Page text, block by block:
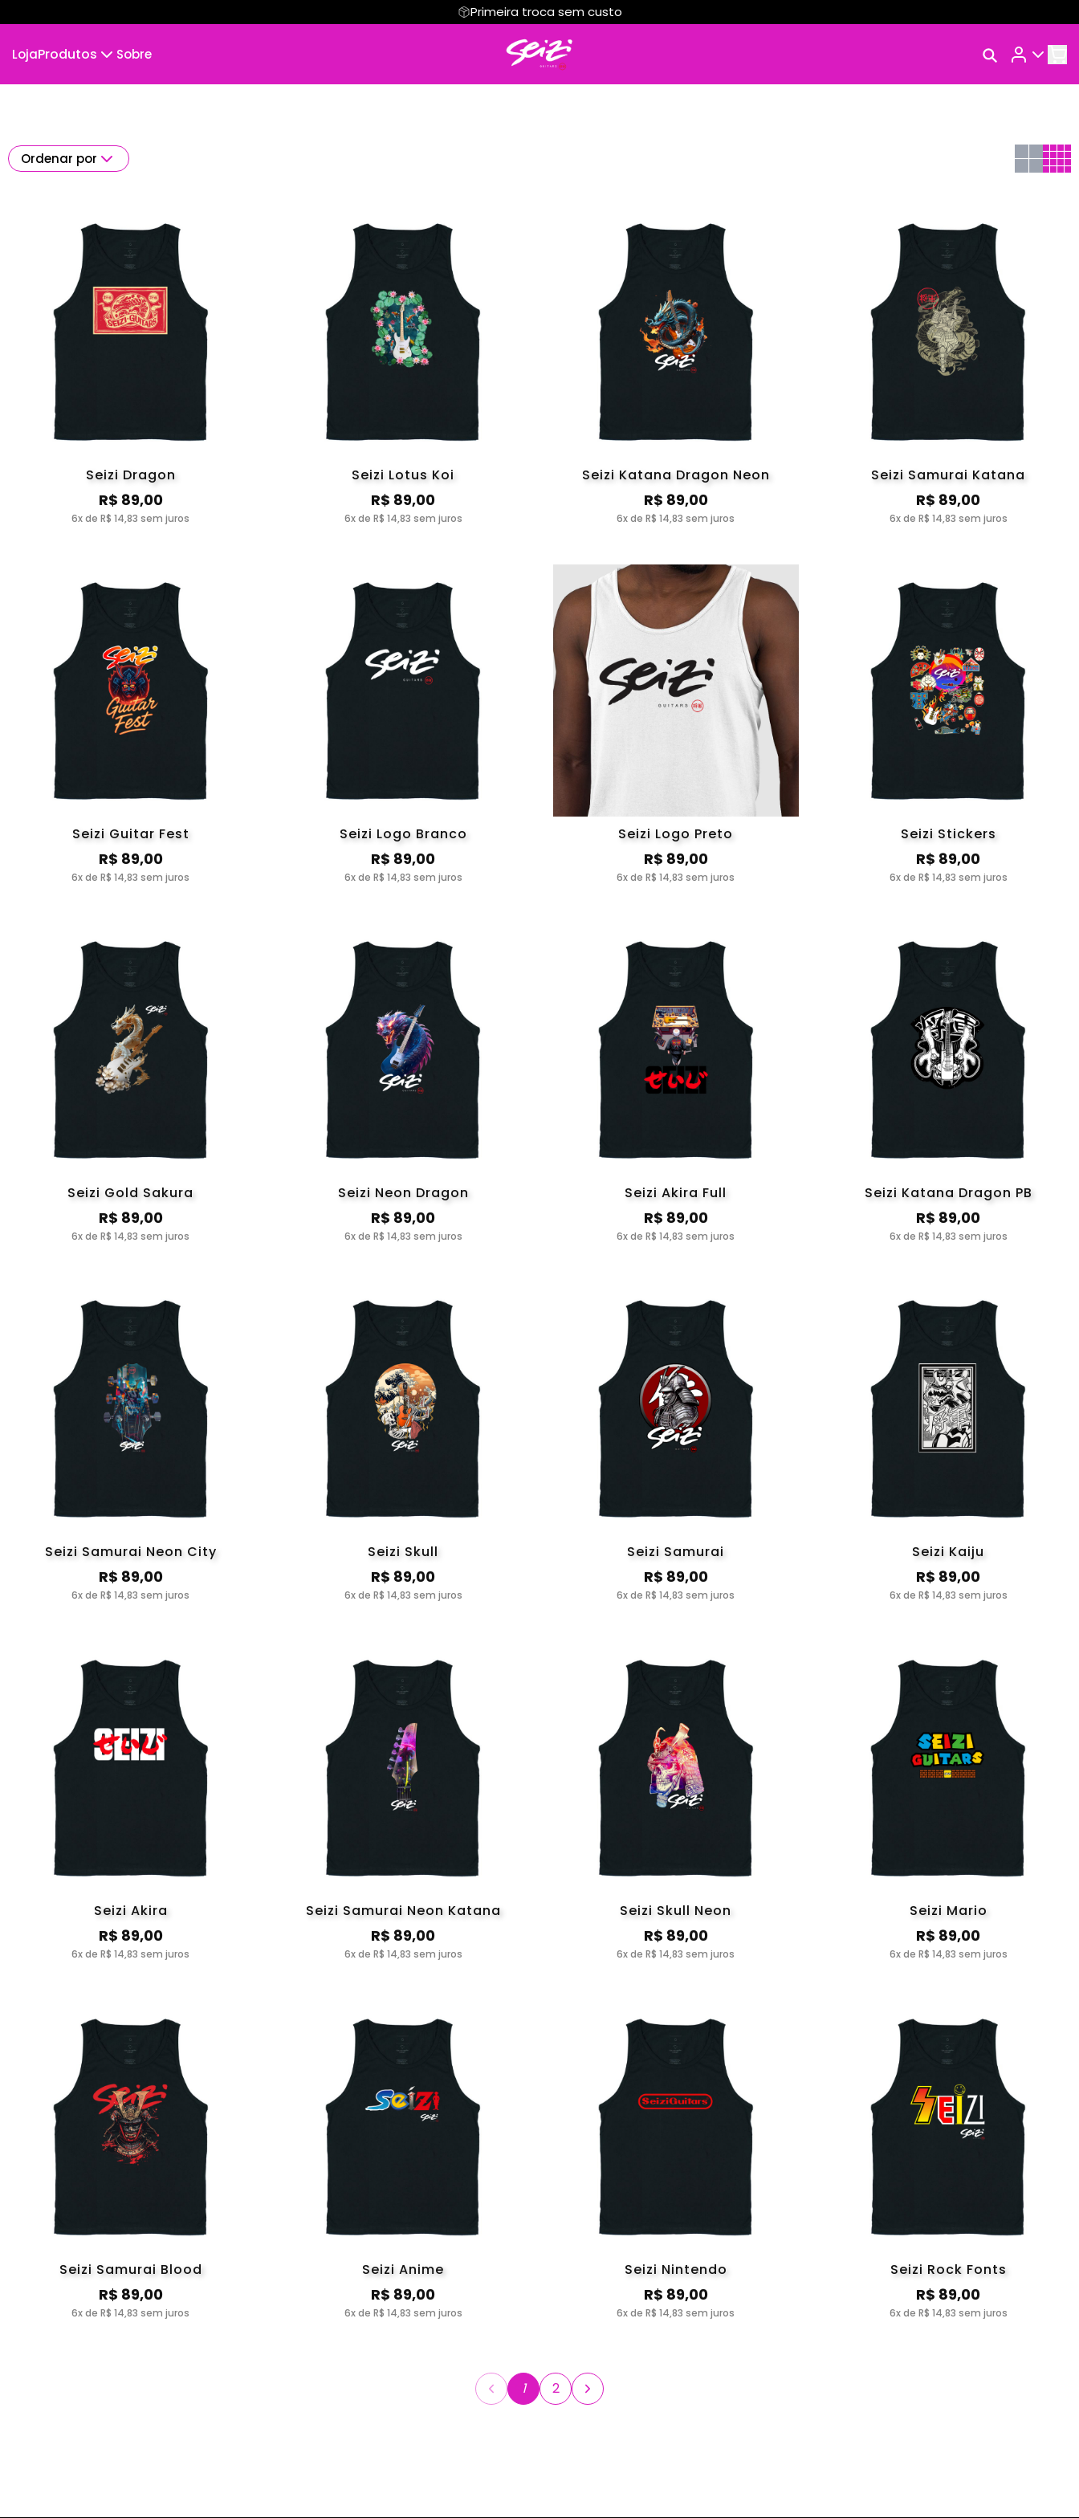
Primeira troca sem custo
LojaProdutos
Body Infantil
Sobre
Ordenar por
Seizi Dragon
R$ 89,00
6x de R$ 14,83 sem juros
Seizi Lotus Koi
R$ 89,00
6x de R$ 14,83 sem juros
Seizi Katana Dragon Neon
R$ 89,00
6x de R$ 14,83 sem juros
Seizi Samurai Katana
R$ 89,00
6x de R$ 14,83 sem juros
Seizi Guitar Fest
R$ 89,00
6x de R$ 14,83 sem juros
Seizi Logo Branco
R$ 89,00
6x de R$ 14,83 sem juros
Seizi Logo Preto
R$ 89,00
6x de R$ 14,83 sem juros
Seizi Stickers
R$ 89,00
6x de R$ 14,83 sem juros
Seizi Gold Sakura
R$ 89,00
6x de R$ 14,83 sem juros
Seizi Neon Dragon
R$ 89,00
6x de R$ 14,83 sem juros
Seizi Akira Full
R$ 89,00
6x de R$ 14,83 sem juros
Seizi Katana Dragon PB
R$ 89,00
6x de R$ 14,83 sem juros
Seizi Samurai Neon City
R$ 89,00
6x de R$ 14,83 sem juros
Seizi Skull
R$ 89,00
6x de R$ 14,83 sem juros
Seizi Samurai
R$ 89,00
6x de R$ 14,83 sem juros
Seizi Kaiju
R$ 89,00
6x de R$ 14,83 sem juros
Seizi Akira
R$ 89,00
6x de R$ 14,83 sem juros
Seizi Samurai Neon Katana
R$ 89,00
6x de R$ 14,83 sem juros
Seizi Skull Neon
R$ 89,00
6x de R$ 14,83 sem juros
Seizi Mario
R$ 89,00
6x de R$ 14,83 sem juros
Seizi Samurai Blood
R$ 89,00
6x de R$ 14,83 sem juros
Seizi Anime
R$ 89,00
6x de R$ 14,83 sem juros
Seizi Nintendo
R$ 89,00
6x de R$ 14,83 sem juros
Seizi Rock Fonts
R$ 89,00
6x de R$ 14,83 sem juros
1 2